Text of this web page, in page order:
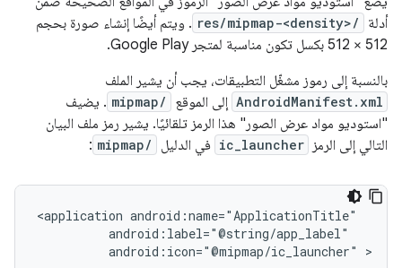
أدلة
res/mipmap-<density>/ . ويتم أيضًا إنشاء صورة بحجم
512 × 512 بكسل تكون مناسبة لمتجر Google Play.
بالنسبة إلى رموز مشغّل التطبيقات، يجب أن يشير الملف
AndroidManifest.xml إلى الموقع mipmap/ . يضيف
"استوديو مواد عرض الصور" هذا الرمز تلقائيًا. يشير رمز ملف البيان
التالي إلى الرمز ic_launcher في الدليل mipmap/
:
<application
android:icon="@mipmap/ic_launcher"